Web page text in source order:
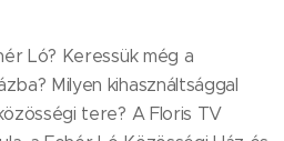
Ló? Keressük még a
Milyen kihasználtsággal
tere? A Floris TV